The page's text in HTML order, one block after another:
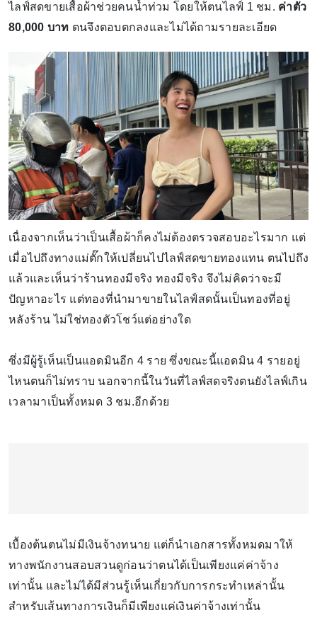
ไลฟ์สดขายเสื้อผ้าช่วยคนน้ำท่วม โดยให้ตนไลฟ์ 1 ชม. ค่าตัว
80,000 บาท ตนจึงตอบตกลงและไม่ได้ถามรายละเอียด
เนื่องจากเห็นว่าเป็นเสื้อผ้าก็คงไม่ต้องตรวจสอบอะไรมาก แต่
เมื่อไปถึงทางแม่ตั๊กให้เปลี่ยนไปไลฟ์สดขายทองแทน ตนไปถึง
แล้วและเห็นว่าร้านทองมีจริง ทองมีจริง จึงไม่คิดว่าจะมี
ปัญหาอะไร แต่ทองที่นำมาขายในไลฟ์สดนั้นเป็นทองที่อยู่
หลังร้าน ไม่ใช่ทองตัวโชว์แต่อย่างใด
ซึ่งมีผู้รู้เห็นเป็นแอดมินอีก 4 ราย ซึ่งขณะนี้แอดมิน 4 รายอยู่
ไหนตนก็ไม่ทราบ นอกจากนี้ในวันที่ไลฟ์สดจริงตนยังไลฟ์เกิน
เวลามาเป็นทั้งหมด 3 ชม.อีกด้วย
เบื้องต้นตนไม่มีเงินจ้างทนาย แต่ก็นำเอกสารทั้งหมดมาให้
ทางพนักงานสอบสวนดูก่อนว่าตนได้เป็นเพียงแค่ค่าจ้าง
เท่านั้น และไม่ได้มีส่วนรู้เห็นเกี่ยวกับการกระทำเหล่านั้น
สำหรับเส้นทางการเงินก็มีเพียงแค่เงินค่าจ้างเท่านั้น